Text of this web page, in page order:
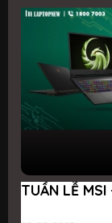
TUẦN LỄ